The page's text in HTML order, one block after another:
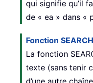
qui signifie qu’il
de « ea » dans «
Fonction
La fonction
texte (sans tenir
d’une autre